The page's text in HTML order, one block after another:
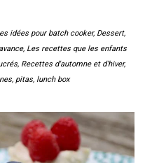
idées pour batch cooker, Dessert,
, Les recettes que les enfants
, Recettes d'automne et d'hiver,
pitas, lunch box